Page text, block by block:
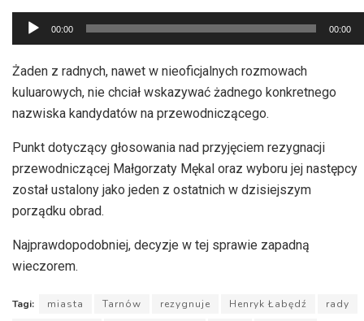
Odtwarzacz
plików
dźwiękowych
00:00 00:00
Żaden z radnych, nawet w nieoficjalnych rozmowach
kuluarowych, nie chciał wskazywać żadnego konkretnego
nazwiska kandydatów na przewodniczącego.
Punkt dotyczący głosowania nad przyjęciem rezygnacji
przewodniczącej Małgorzaty Mękal oraz wyboru jej następcy
został ustalony jako jeden z ostatnich w dzisiejszym
porządku obrad.
Najprawdopodobniej, decyzje w tej sprawie zapadną
wieczorem.
Tagi: miasta Tarnów rezygnuje Henryk Łabędź
rady